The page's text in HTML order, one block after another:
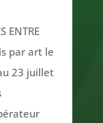
ENTRE
par art le
23 juillet